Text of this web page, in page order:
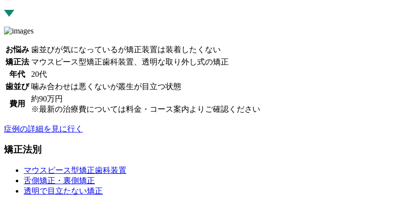
お悩み 歯並びが気になっているが矯正装置は装着したくない
矯正法 マウスピース型矯正歯科装置、透明な取り外し式の矯正
年代
20代
歯並び 噛み合わせは悪くないが叢生が目立つ状態
費用
約90万円
※最新の治療費については料金・コース案内よりご確認ください
症例の詳細を見に行く
矯正法別
マウスピース型矯正歯科装置
舌側矯正・裏側矯正
透明で目立たない矯正